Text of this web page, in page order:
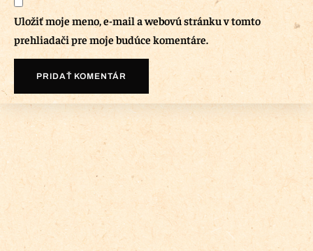
Uložiť moje meno, e-mail a webovú stránku v tomto
prehliadači pre moje budúce komentáre.